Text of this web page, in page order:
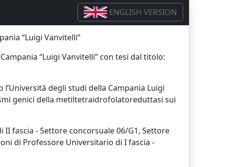
ENGLISH VERSION
“Luigi Vanvitelli”
“Luigi Vanvitelli” con tesi dal titolo:
degli studi della Campania Luigi
genici della metiltetraidrofolatoreduttasi sui
fascia - Settore concorsuale 06/G1, Settore
di Professore Universitario di I fascia -